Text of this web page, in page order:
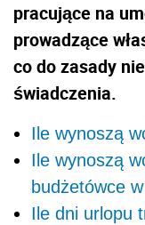
pracujące na
prowadzące
co do zasady
świadczenia.
Ile wynoszą
Ile wynoszą
budżetówce
Ile dni urlopu